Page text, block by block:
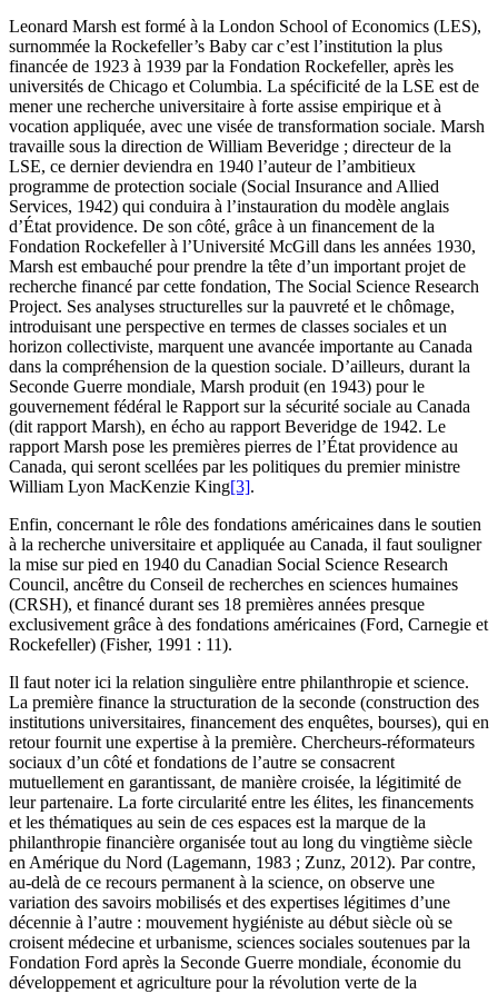
Leonard Marsh est formé à la London School of Economics (LES),
surnommée la Rockefeller’s Baby car c’est l’institution la plus
financée de 1923 à 1939 par la Fondation Rockefeller, après les
universités de Chicago et Columbia. La spécificité de la LSE est de
mener une recherche universitaire à forte assise empirique et à
vocation appliquée, avec une visée de transformation sociale. Marsh
travaille sous la direction de William Beveridge ; directeur de la
LSE, ce dernier deviendra en 1940 l’auteur de l’ambitieux
programme de protection sociale (Social Insurance and Allied
Services, 1942) qui conduira à l’instauration du modèle anglais
d’État providence. De son côté, grâce à un financement de la
Fondation Rockefeller à l’Université McGill dans les années 1930,
Marsh est embauché pour prendre la tête d’un important projet de
recherche financé par cette fondation, The Social Science Research
Project. Ses analyses structurelles sur la pauvreté et le chômage,
introduisant une perspective en termes de classes sociales et un
horizon collectiviste, marquent une avancée importante au Canada
dans la compréhension de la question sociale. D’ailleurs, durant la
Seconde Guerre mondiale, Marsh produit (en 1943) pour le
gouvernement fédéral le Rapport sur la sécurité sociale au Canada
(dit rapport Marsh), en écho au rapport Beveridge de 1942. Le
rapport Marsh pose les premières pierres de l’État providence au
Canada, qui seront scellées par les politiques du premier ministre
William Lyon MacKenzie King[3].
Enfin, concernant le rôle des fondations américaines dans le soutien
à la recherche universitaire et appliquée au Canada, il faut souligner
la mise sur pied en 1940 du Canadian Social Science Research
Council, ancêtre du Conseil de recherches en sciences humaines
(CRSH), et financé durant ses 18 premières années presque
exclusivement grâce à des fondations américaines (Ford, Carnegie et
Rockefeller) (Fisher, 1991 : 11).
Il faut noter ici la relation singulière entre philanthropie et science.
La première finance la structuration de la seconde (construction des
institutions universitaires, financement des enquêtes, bourses), qui en
retour fournit une expertise à la première. Chercheurs-réformateurs
sociaux d’un côté et fondations de l’autre se consacrent
mutuellement en garantissant, de manière croisée, la légitimité de
leur partenaire. La forte circularité entre les élites, les financements
et les thématiques au sein de ces espaces est la marque de la
philanthropie financière organisée tout au long du vingtième siècle
en Amérique du Nord (Lagemann, 1983 ; Zunz, 2012). Par contre,
au-delà de ce recours permanent à la science, on observe une
variation des savoirs mobilisés et des expertises légitimes d’une
décennie à l’autre : mouvement hygiéniste au début siècle où se
croisent médecine et urbanisme, sciences sociales soutenues par la
Fondation Ford après la Seconde Guerre mondiale, économie du
développement et agriculture pour la révolution verte de la